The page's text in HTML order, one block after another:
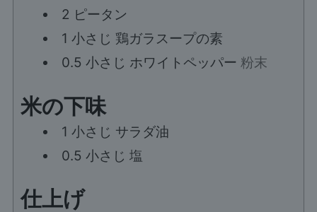
2 ピータン
1 小さじ 鶏ガラスープの素
0.5 小さじ ホワイトペッパー 粉末
米の下味
1 小さじ サラダ油
0.5 小さじ 塩
仕上げ